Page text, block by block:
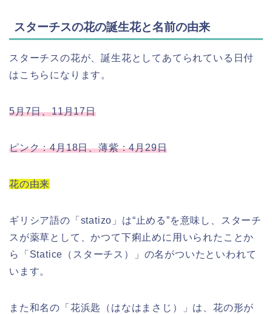
スターチスの花の誕生花と名前の由来
スターチスの花が、誕生花としてあてられている日付
はこちらになります。
5月7日、11月17日
ピンク：4月18日、薄紫：4月29日
花の由来
ギリシア語の「statizo」は“止める”を意味し、スターチ
スが薬草として、かつて下痢止めに用いられたことか
ら「Statice（スターチス）」の名がついたといわれて
います。
また和名の「花浜匙（はなはまさじ）」は、花の形が